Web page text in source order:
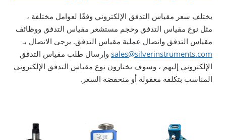
يختلف سعر مقياس التدفق الإلكتروني وفقًا لعوامل مختلفة ،
مثل نوع مقياس التدفق وحجم مستشعر مقياس التدفق ووظائف
مقياس التدفق واتصال عملية مقياس التدفق. يرجى الاتصال بـ
sales@silverinstruments.com وإرسال طلب مقياس التدفق
الإلكتروني إليهم ، وسوف يختارون نوع مقياس التدفق الإلكتروني
المناسب بتكلفة معقولة أو منخفضة السعر.